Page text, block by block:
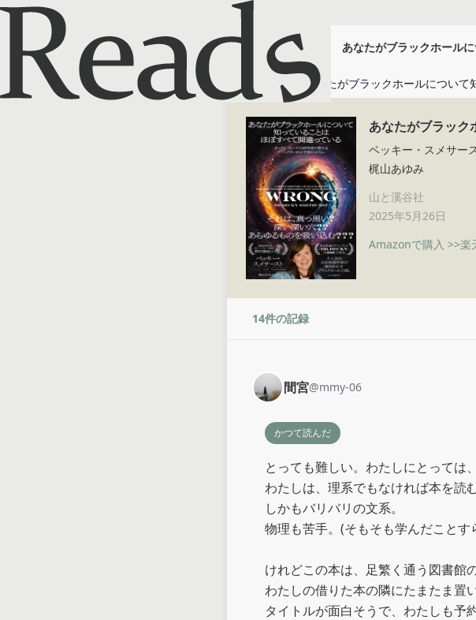
あなたがブラックホール
あなたがブラックホールについ
あなたがブラック
ベッキー・スメサー
梶山あゆみ
山と溪谷社
2025年5月26日
Amazonで購入 >>楽
14件の記録
間宮@mmy-06
かつて読んだ
とっても難しい。わたしにとっては
わたしは、理系でもなければ本を読
しかもバリバリの文系。
物理も苦手。(そもそも学んだことす
けれどこの本は、足繁く通う図書館
わたしの借りた本の隣にたまたま置
タイトルが面白そうで、わたしも予